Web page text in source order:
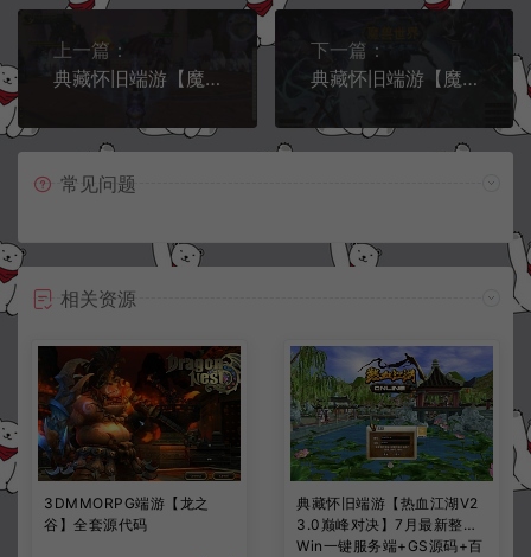
上一篇：
典藏怀旧端游【魔兽世界335永恒之井】7月最新整理Win一键服务端+网页注册+GM指令教程+PC客户端+详细搭建教程
下一篇：
典藏怀旧端游【魔兽世界335阿拉德魔兽】7月最新整理Win一键服务端+攻略文档+网页注册+GM指令教程+PC客户端+详细搭建教程
常见问题
相关资源
3DMMORPG端游【龙之
谷】全套源代码
典藏怀旧端游【热血江湖V2
3.0巅峰对决】7月最新整理
Win一键服务端+GS源码+百